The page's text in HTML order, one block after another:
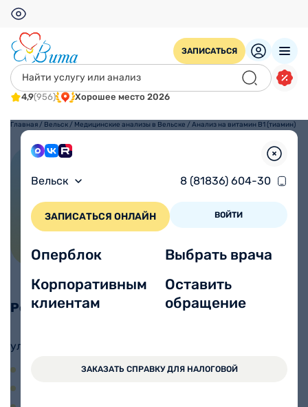
ЗАПИСАТЬСЯ
4,9(956) Хорошее место 2026
Вельск 8 (81836) 604-30
ЗАПИСАТЬСЯ ОНЛАЙН ВОЙТИ
Оперблок
Корпоративным
клиентам
Выбрать врача
Оставить
обращение
ЗАКАЗАТЬ СПРАВКУ ДЛЯ НАЛОГОВОЙ
Главная / Вельск / Медицинские анализы в Вельске /Анализ на витамин B1 (тиамин)
(тиамин)
Режим взятия анализов:
ул. Дзержинского, 123
пн-пт 7:00-12:00